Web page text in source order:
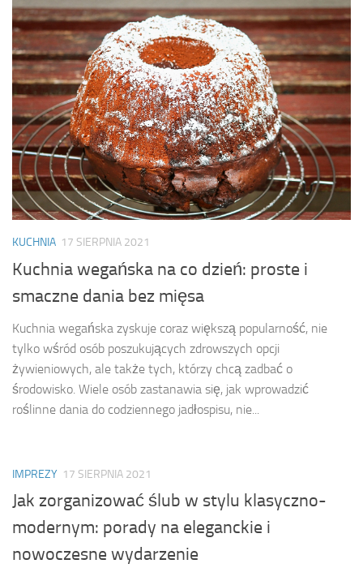
KUCHNIA 17 SIERPNIA 2021
Kuchnia wegańska na co dzień: proste i
smaczne dania bez mięsa
Kuchnia wegańska zyskuje coraz większą popularność, nie
tylko wśród osób poszukujących zdrowszych opcji
żywieniowych, ale także tych, którzy chcą zadbać o
środowisko. Wiele osób zastanawia się, jak wprowadzić
roślinne dania do codziennego jadłospisu, nie...
IMPREZY 17 SIERPNIA 2021
Jak zorganizować ślub w stylu klasyczno-
modernym: porady na eleganckie i
nowoczesne wydarzenie